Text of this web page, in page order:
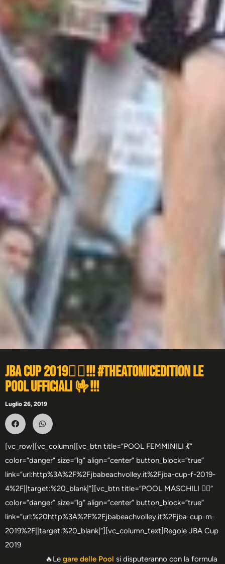
JBA Cup 2019🏳️‍🌈!!! #theatomicedition le
pool ufficiali 🤟!!!
Luglio 26, 2019
[vc_row][vc_column][vc_btn title=”POOL FEMMINILI 💃”
color=”danger” size=”lg” align=”center” button_block=”true”
link=”url:http%3A%2F%2Fjbabeachvolley.it%2Fjba-cup-f-2019-
4%2F||target:%20_blank|”][vc_btn title=”POOL MASCHILI 🏋️‍♂️”
color=”danger” size=”lg” align=”center” button_block=”true”
link=”url:%20http%3A%2F%2Fjbabeachvolley.it%2Fjba-cup-m-
2019%2F||target:%20_blank|”][vc_column_text]Regole JBA Cup
2019
🔥Le gare delle Pool si disputeranno con la formula